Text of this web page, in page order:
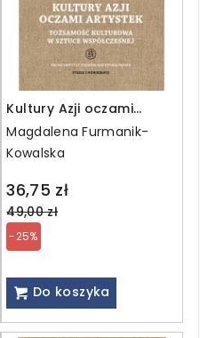
Kultury Azji oczami
artystek
Magdalena Furmanik-
Kowalska
36,75 zł
Regular
price
49,00 zł
-25%
Do koszyka